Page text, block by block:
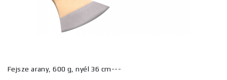
Fejsze arany, 600 g, nyél 36 cm---